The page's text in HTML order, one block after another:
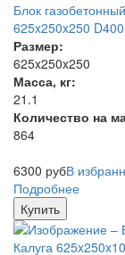
Блок
625x250x250 D400
Размер:
625x250x250
Масса, кг:
21.1
Количество на
864
6300 рубВ
Подробнее
Купить